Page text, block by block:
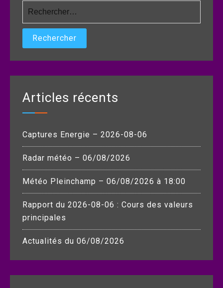
Articles récents
Captures Energie – 2026-08-06
Radar météo – 06/08/2026
Météo Pleinchamp – 06/08/2026 à 18:00
Rapport du 2026-08-06 : Cours des valeurs
principales
Actualités du 06/08/2026